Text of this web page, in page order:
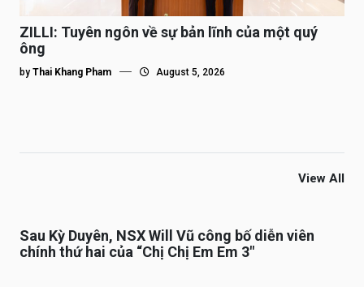
ZILLI: Tuyên ngôn về sự bản lĩnh của một quý
ông
by Thai Khang Pham August 5, 2026
View All
Sau Kỳ Duyên, NSX Will Vũ công bố diễn viên
chính thứ hai của “Chị Chị Em Em 3″